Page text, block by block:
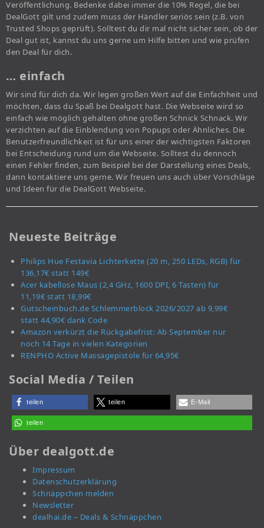
Veröffentlichung. Bedenke dabei immer die 10% Regel, die bei
DealGott gilt und zudem muss der Händler seriös sein (z.B. von
Trusted Shops geprüft). Solltest du dir mal nicht sicher sein, ob der
Deal gut ist, kannst du uns gerne um Hilfe bitten und wie prüfen
den Deal für dich.
… einfach
Wir sind für dich da. Wir legen großen Wert auf die Einfachheit und
möchten, dass du Spaß bei Dealgott hast. Die Webseite wird so
einfach wie möglich gehalten ohne großen Schnick Schnack. Wir
verzichten auf die Einblendung von Popups oder Ähnliches. Die
Benutzerfreundlichkeit ist für uns einer der wichtigsten Faktoren
bei Entscheidung rund um die Webseite. Solltest du dennoch
einen Fehler finden, zum Beispiel bei der Darstellung eines Deals,
dann kontaktiere uns gerne. Wir freuen uns auch über Vorschläge
und Ideen für die DealGott Webseite.
Neueste Beiträge
Philips Hue Festavia Lichterkette (20 m, 250 LEDs, RGB) für
136,17€ statt 149€
Acer kabellose Maus (2,4 GHz, 1600 DPI, 6 Tasten) für
11,19€ statt 18,99€
Gutscheinbuch.de Schlemmerblock 2026/2027 ab 9,99€
statt 44,90€ dank Code
Amazon verkürzt die Rückgabefrist: Ab September nur
noch 14 Tage in vielen Kategorien
RENPHO Active Massagepistole für 64,95€
Social Media / Teilen
teilen teilen E-Mail
teilen
Über dealgott.de
Impressum
Datenschutzerklärung
Schnäppchen melden
Newsletter
dealhai.de – Deals & Schnäppchen